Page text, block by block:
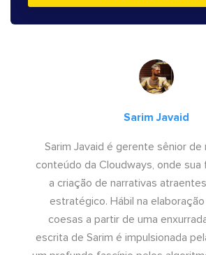
Sarim Javaid
Sarim Javaid é gerente sênior de
conteúdo da Cloudways, onde sua
a criação de narrativas
estratégico. Hábil na
coesas a partir de uma
escrita de Sarim é impulsionada